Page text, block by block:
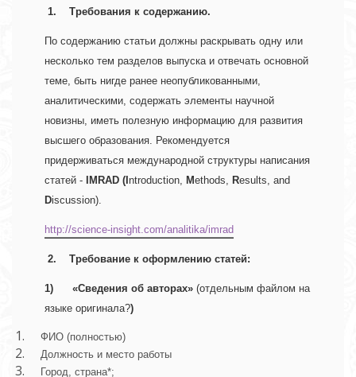
1.    Требования к содержанию.
По содержанию статьи должны раскрывать одну или
несколько тем разделов выпуска и отвечать основной
теме, быть нигде ранее неопубликованными,
аналитическими, содержать элементы научной
новизны, иметь полезную информацию для развития
высшего образования. Рекомендуется
придерживаться международной структуры написания
статей -
IMRAD (I ntroduction, Methods, R
Discussion).
http://science-insight.com/analitika/imrad
2.    Требование к оформлению статей:
1) «Сведения об авторах» (отдельным файлом на
языке оригинала?)
ФИО (полностью)
Должность и место работы
Город, страна*;